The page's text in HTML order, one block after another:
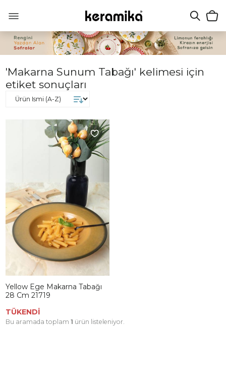
'Makarna Sunum Tabağı' kelimesi için
etiket sonuçları
Yellow Ege Makarna Tabağı
28 Cm 21719
TÜKENDİ
Bu aramada toplam 1 ürün listeleniyor.